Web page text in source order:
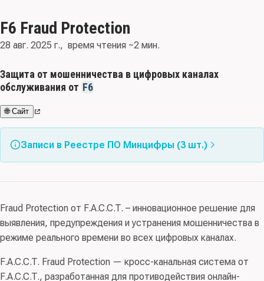
F6 Fraud Protection
28 авг. 2025 г. время чтения ~2 мин.
Защита от мошенничества в цифровых каналах
обслуживания от F6
🌐 Сайт
Записи в Реестре ПО Минцифры (3 шт.)
Запись в Реестре ПО Минцифры№27442
Запись в Реестре ПО Минцифры№27634
Fraud Protection от F.A.C.C.T. – инновационное решение для
выявления, предупреждения и устранения мошенничества в
режиме реального времени во всех цифровых каналах.
F.A.C.C.T. Fraud Protection — кросс-канальная система от
F.A.C.C.T., разработанная для противодействия онлайн-